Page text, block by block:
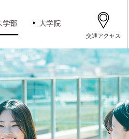
学部 大学院
交通アクセス